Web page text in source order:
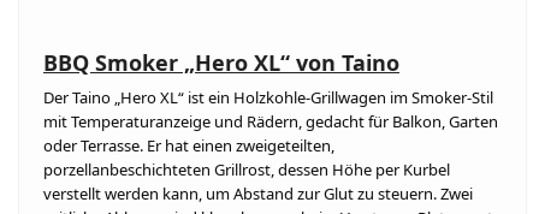
BBQ Smoker „Hero XL“ von Taino
Der Taino „Hero XL“ ist ein Holzkohle-Grillwagen im Smoker-Stil
mit Temperaturanzeige und Rädern, gedacht für Balkon, Garten
oder Terrasse. Er hat einen zweigeteilten,
porzellanbeschichteten Grillrost, dessen Höhe per Kurbel
verstellt werden kann, um Abstand zur Glut zu steuern. Zwei